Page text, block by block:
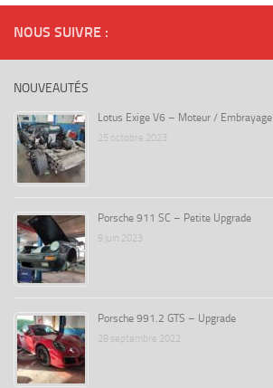
NOUS SUIVRE :
NOUVEAUTÉS
Lotus Exige V6 – Moteur / Embrayage
25 octobre 2023
Porsche 911 SC – Petite Upgrade
9 juin 2023
Porsche 991.2 GTS – Upgrade
28 septembre 2022